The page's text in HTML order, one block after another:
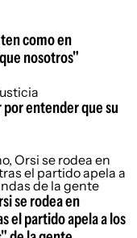
como en
nosotros"
entender que su
se rodea en
el partido apela a los